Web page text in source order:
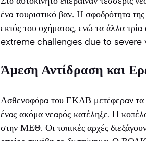
ένα τουριστικό βαν. Η σφοδρότητα
εκτός του οχήματος, ενώ τα άλλα
extreme challenges due to severe
Άμεση Αντίδραση και
Ασθενοφόρα του ΕΚΑΒ μετέφεραν τα
ένας ακόμα νεαρός κατέληξε. Η
στην ΜΕΘ. Οι τοπικές αρχές